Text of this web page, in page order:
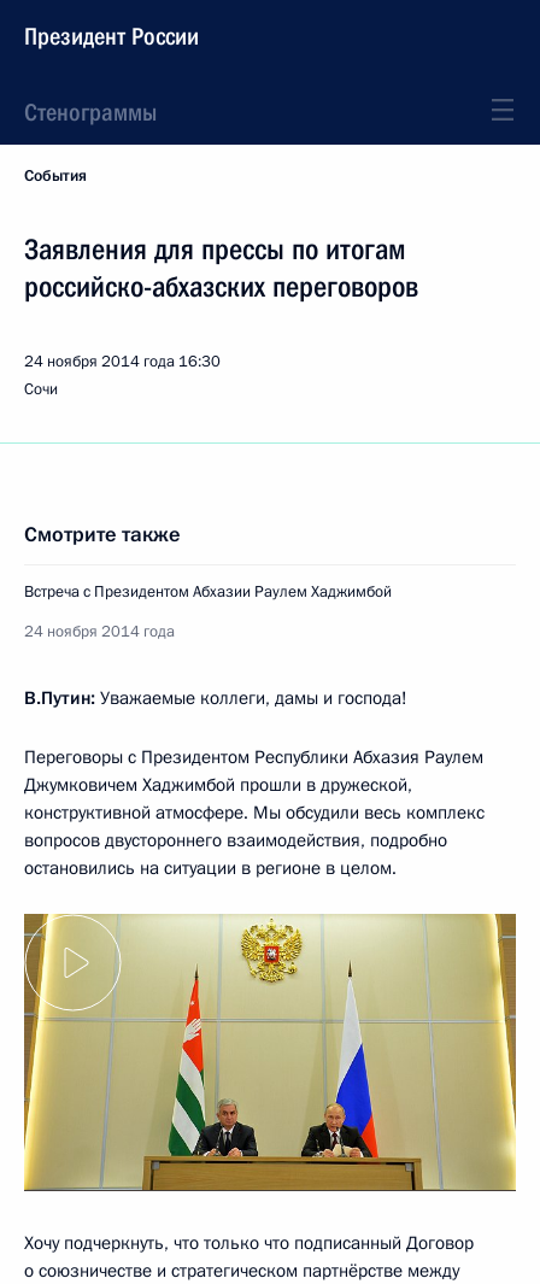
Президент России
Стенограммы
События
Заявления для прессы по итогам
российско-абхазских переговоров
24 ноября 2014 года 16:30
Сочи
Смотрите также
Встреча с Президентом Абхазии Раулем Хаджимбой
24 ноября 2014 года
В.Путин: Уважаемые коллеги, дамы и господа!
Переговоры с Президентом Республики Абхазия Раулем
Джумковичем Хаджимбой прошли в дружеской,
конструктивной атмосфере. Мы обсудили весь комплекс
вопросов двустороннего взаимодействия, подробно
остановились на ситуации в регионе в целом.
Хочу подчеркнуть, что только что подписанный Договор
о союзничестве и стратегическом партнёрстве между